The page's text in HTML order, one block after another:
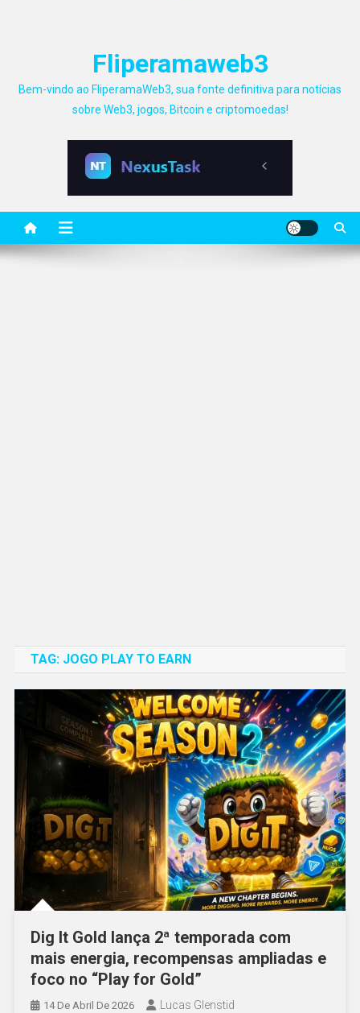
Fliperamaweb3
Bem-vindo ao FliperamaWeb3, sua fonte definitiva para notícias
sobre Web3, jogos, Bitcoin e criptomoedas!
TAG: JOGO PLAY TO EARN
Dig It Gold lança 2ª temporada com
mais energia, recompensas ampliadas e
foco no “Play for Gold”
14 De Abril De 2026 Lucas Glenstid